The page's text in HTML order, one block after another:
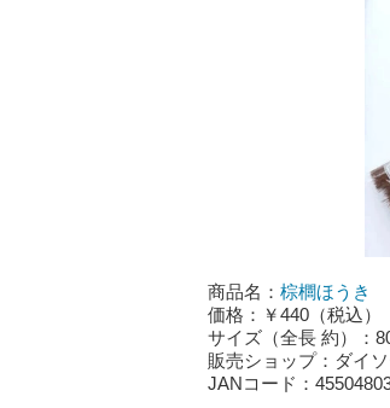
商品名： 棕櫚ほうき
価格：￥440（税込）
サイズ（全長 約）：
販売ショップ：ダイ
JANコード：